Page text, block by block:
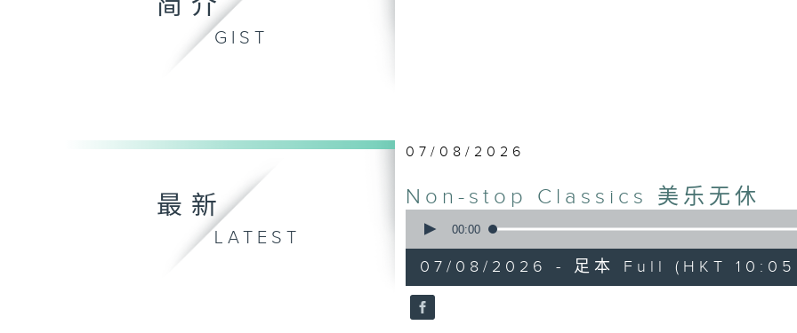
简介
GIST
最新
LATEST
07/08/2026
Non-stop Classics 美乐无休
seconds
hours,
44
minutes,
59
00:00
07/08/2026 - 足本 Full (HKT